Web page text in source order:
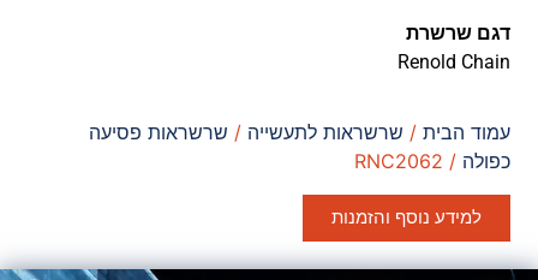
דגם שרשרת
Renold Chain
עמוד הבית / שרשראות לתעשייה / שרשראות פסיעה
כפולה / RNC2062
למידע נוסף והזמנות